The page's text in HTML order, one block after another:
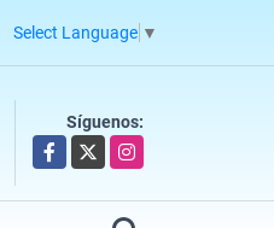
Select Language ▼
Síguenos:
Facebook
X Instagram